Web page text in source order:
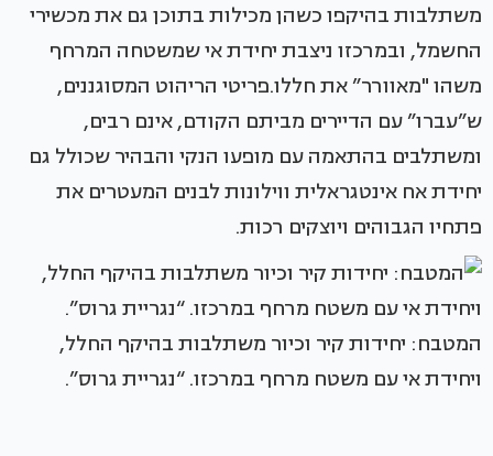
משתלבות בהיקפו כשהן מכילות בתוכן גם את מכשירי
החשמל, ובמרכזו ניצבת יחידת אי שמשטחה המרחף
משהו "מאוורר” את חללו.פריטי הריהוט המסוגננים,
ש”עברו” עם הדיירים מביתם הקודם, אינם רבים,
ומשתלבים בהתאמה עם מופעו הנקי והבהיר שכולל גם
יחידת אח אינטגראלית ווילונות לבנים המעטרים את
פתחיו הגבוהים ויוצקים רכות.
המטבח: יחידות קיר וכיור משתלבות בהיקף החלל,
ויחידת אי עם משטח מרחף במרכזו. “נגריית גרוס”.